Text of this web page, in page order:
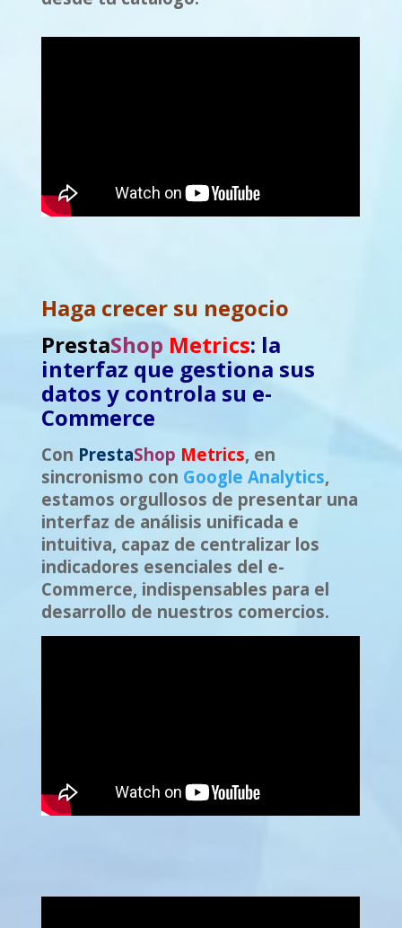
Haga crecer su negocio
PrestaShop Metrics: la
interfaz que gestiona sus
datos y controla su e-
Commerce
Con PrestaShop Metrics, en
sincronismo con Google Analytics,
estamos orgullosos de presentar una
interfaz de análisis unificada e
intuitiva, capaz de centralizar los
indicadores esenciales del e-
Commerce, indispensables para el
desarrollo de nuestros comercios.